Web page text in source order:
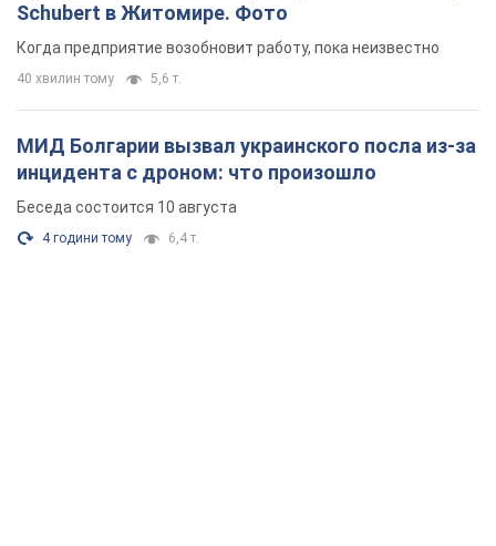
Schubert в Житомире. Фото
Когда предприятие возобновит работу, пока неизвестно
40 хвилин тому 5,6 т.
МИД Болгарии вызвал украинского посла из-за
инцидента с дроном: что произошло
Беседа состоится 10 августа
4 години тому 6,4 т.